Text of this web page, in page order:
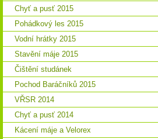
Chyť a pusť 2015
Pohádkový les 2015
Vodní hrátky 2015
Stavění máje 2015
Čištění studánek
Pochod Baráčníků 2015
VŘSR 2014
Chyť a pusť 2014
Kácení máje a Velorex